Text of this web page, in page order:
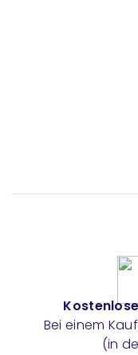
Bei einem
(in